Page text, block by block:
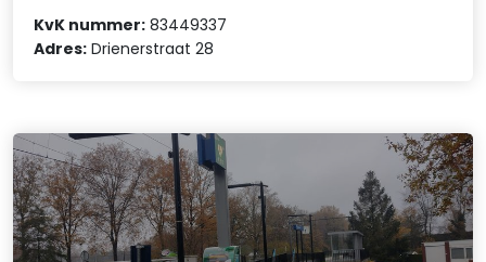
KvK nummer: 83449337
Adres: Drienerstraat 28